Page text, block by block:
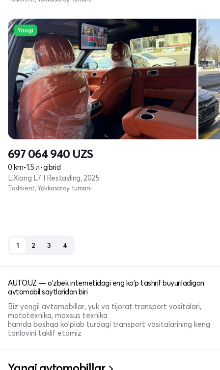
Yangi
697 064 940 UZS
0 km•1.5 л•gibrid
LiXiang L7 I Restayling, 2025
Toshkent, Yakkasaroy tumani
1 2 3 4
AUTO.UZ — o'zbek internetidagi eng ko'p tashrif buyuriladigan
avtomobil saytlaridan biri
Biz yengil avtomobillar, yuk va tijorat transport vositalari,
mototexnika, maxsus texnika
hamda boshqa ko'plab turdagi transport vositalarining keng
tanlovini taklif etamiz